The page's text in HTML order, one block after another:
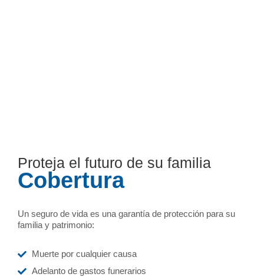
Proteja el futuro de su familia
Cobertura
Un seguro de vida es una garantía de protección para su
familia y patrimonio:
Muerte por cualquier causa
Adelanto de gastos funerarios